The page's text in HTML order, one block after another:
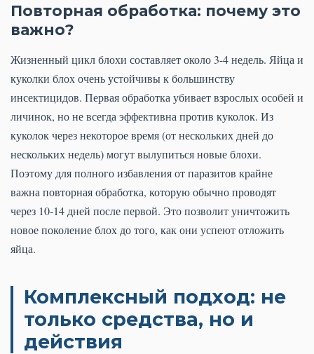
Повторная обработка: почему это
важно?
Жизненный цикл блохи составляет около 3-4 недель. Яйца и
куколки блох очень устойчивы к большинству
инсектицидов. Первая обработка убивает взрослых особей и
личинок, но не всегда эффективна против куколок. Из
куколок через некоторое время (от нескольких дней до
нескольких недель) могут вылупиться новые блохи.
Поэтому для полного избавления от паразитов крайне
важна повторная обработка, которую обычно проводят
через 10-14 дней после первой. Это позволит уничтожить
новое поколение блох до того, как они успеют отложить
яйца.
Комплексный подход: не
только средства, но и
действия